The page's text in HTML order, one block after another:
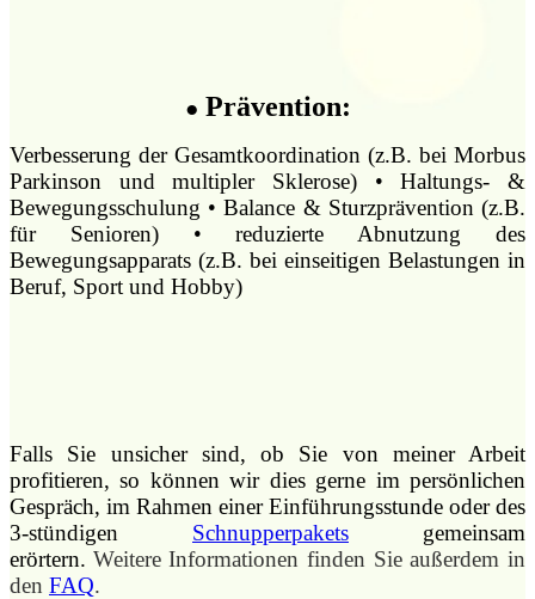
● Prävention:
Verbesserung der Gesamtkoordination (z.B. bei Morbus
Parkinson und multipler Sklerose) • Haltungs- &
Bewegungsschulung • Balance & Sturzprävention (z.B.
für Senioren) • reduzierte Abnutzung des
Bewegungsapparats (z.B. bei einseitigen Belastungen in
Beruf, Sport und Hobby)
Falls Sie unsicher sind, ob Sie von meiner Arbeit
profitieren, so können wir dies gerne im persönlichen
Gespräch, im Rahmen einer Einführungsstunde oder des
3-stündigen Schnupperpakets gemeinsam
erörtern. Weitere Informationen finden Sie außerdem in
den FAQ.